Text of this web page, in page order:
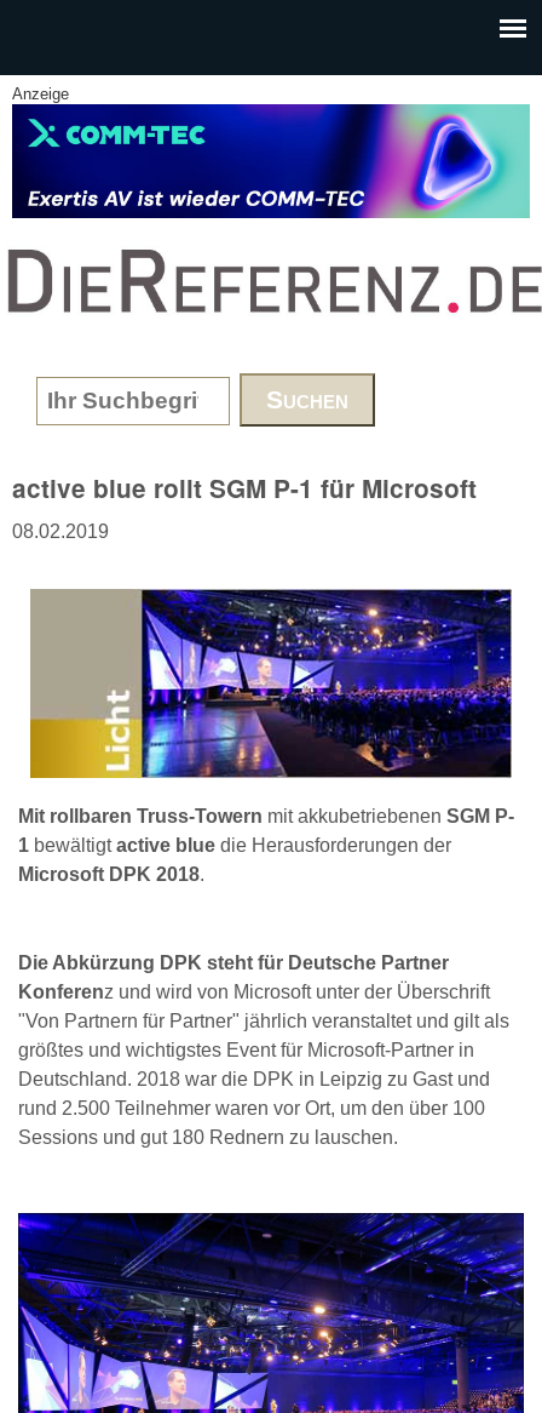
Anzeige
www.DieReferenz.de
Search form
active blue rollt SGM P-1 für Microsoft
08.02.2019
Mit rollbaren Truss-Towern mit akkubetriebenen SGM P-
1 bewältigtactive blue die Herausforderungen der
Microsoft DPK 2018.
Die Abkürzung DPK steht für Deutsche Partner
Konferenz und wird von Microsoft unter der Überschrift
"Von Partnern für Partner" jährlich veranstaltet und gilt als
größtes und wichtigstes Event für Microsoft-Partner in
Deutschland. 2018 war die DPK in Leipzig zu Gast und
rund 2.500 Teilnehmer waren vor Ort, um den über 100
Sessions und gut 180 Rednern zu lauschen.